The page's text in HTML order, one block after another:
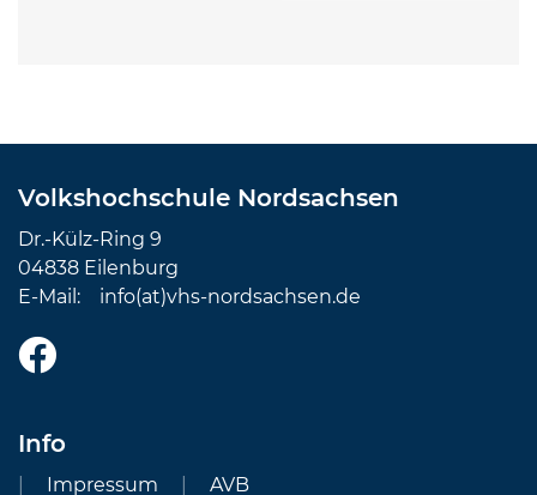
Volkshochschule Nordsachsen
Dr.-Külz-Ring 9
04838 Eilenburg
E-Mail: info(at)vhs-nordsachsen.de
Info
Impressum AVB